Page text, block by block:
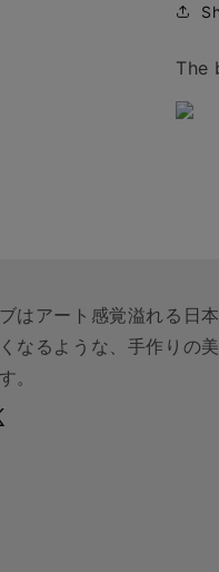
The
はアート感覚溢れる日
なるような、手作りの
。